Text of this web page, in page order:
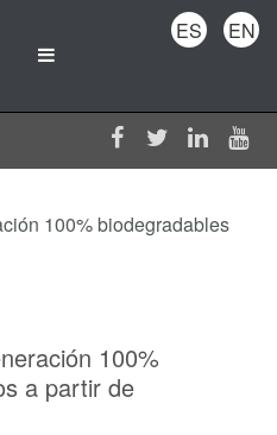
100% biodegradables
100%
a partir de
ES EN